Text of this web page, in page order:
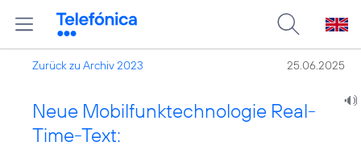
Zurück zu Archiv 2023 25.06.2025
Neue Mobilfunktechnologie Real-
Time-Text: